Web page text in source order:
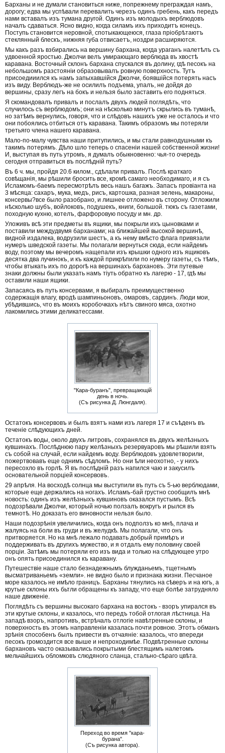
Барханы и не думали становиться ниже, попрежнему преграждая намъ,
дорогу; едва мы успѣвали перевалить черезъ одинъ гребень, какъ передъ
нами вставалъ изъ тумана другой. Одинъ изъ молодыхъ верблюдовъ
началъ сдаваться. Ясно видно, когда силамъ ихъ приходитъ конецъ.
Поступь становится неровной, спотыкающеюся, глаза пріобрѣтаютъ
стеклянный блескъ, нижняя губа отвисаетъ, ноздри расширяются.
Мы какъ разъ взбирались на вершину бархана, когда ураганъ налетѣлъ съ
удвоенной яростью. Джолчи велъ умирающаго верблюда въ хвостѣ
каравана. Восточный склонъ бархана спускался въ долину, гдѣ песокъ на
небольшомъ разстояніи образовывалъ ровную поверхность. Тутъ
присоедииился къ намъ запыхавшійся Джолчи, боявшійся потерять насъ
изъ виду. Верблюдъ-же не осилилъ подъема, упалъ, не дойдя до
вершины, сразу легъ на бокъ и нельзя было заставить его подняться.
Я скомандовалъ привалъ и послалъ двухъ людей поглядѣть, что
случилось съ верблюдомъ; они на нѣсколько минутъ скрылись въ туманѣ,
но затѣмъ вернулись, говоря, что и слѣдовъ нашихъ уже не осталось и что
они побоялись отбиться отъ каравана. Такимъ образомъ мы потеряли
третьяго члена нашего каравана.
Мало-по-малу чувства наши притупились, и мы стали равнодушными къ
такимъ потерямъ. Дѣло шло теперь о спасеніи нашей собственной жизни!
И, выступая въ путь утромъ, я думалъ обыкновенно: чья-то очередь
сегодня отправиться въ послѣдній путь?
Въ 6 ч. мы, пройдя 20.6 килом., сдѣлали привалъ. Послѣ краткаго
совѣщанія, мы рѣшили бросить все, кромѣ самаго необходимаго, и я съ
Исламомъ-баемъ пересмотрѣлъ весь нашъ багажъ. Запасъ провіанта на
3 мѣсяца: сахаръ, мука, медъ, рисъ, картошка, разная зелень, макароны,
консервы?все было разобрано, и лишнее отложено въ сторону. Отложили
нѣсколько шубъ, войлоковъ, подушекъ, книги, большой. тюкъ съ газетами,
походную кухню, котелъ, фарфоровую посуду и мн. др.
Уложивъ всѣ эти предметы въ ящики, мы покрыли ихъ цыновками и
поставили междудвумя барханами; на ближайшей высокой вершинѣ,
видной издалека, водрузили шестъ, а къ нему вмѣсто флага привязали
нумеръ шведской газеты. Мы полагали вернуться сюда, если найдемъ
воду, поэтому мы вечеромъ нащепали изъ крышки одного изъ ящиковъ
десятка два лучинокъ, и къ каждой прикрѣпили по нумеру газеты, съ тѣмъ,
чтобы втыкать ихъ по дорогѣ на вершинахъ бархановъ. Эти путевые
знаки должны были указать намъ тіуть обратно къ лагерю - 17, гдѣ мы
оставили наши ящики.
Запасаясь въ путь консервами, я выбиралъ преимущественно
содержащія влагу, вродѣ шампиньоновъ, омаровъ, сардинъ. Люди мои,
убѣдившись, что въ моихъ коробочкахъ нѣтъ свиного мяса, охотно
лакомились этими деликатессами.
"Кара-буранъ", превращающій
день в ночь.
(Съ рисунка Д. Люнгдаля).
Остатокъ консервовъ и былъ взятъ нами изъ лагеря 17 и съѣденъ въ
теченіе слѣдующихъ дней.
Остатокъ воды, около двухъ литровъ, сохранялся въ двухъ желѣзныхъ
кувшинахъ. Послѣднюю пару желѣзныхъ резервуаровъ мы рѣшили взять
съ собой на случай, если найдемъ воду. Верблюдовъ удовлетворили,
пожертвовавъ еще однимъ сѣдломъ. Но они ѣли неохотно, - у нихъ
пересохло въ горлѣ. Я въ послѣдній разъ напился чаю и закусилъ
основательной порціей консервовъ.
29 апрѣля. На восходѣ солнца мы выступили въ путь съ 5-ью верблюдами,
которые еще держались на ногахъ. Исламъ-бай грустно сообщилъ мнѣ
новость: одинъ изъ желѣзныхъ кувшиновъ оказался пустымъ. Всѣ
подозрѣвали Джолчи, который ночью ползалъ вокругъ и рылся въ
темнотѣ. Но доказать его виновности нельзя было.
Наши подозрѣнія увеличились, когда онъ подползъ ко мнѣ, плача и
жалуясь на боли въ груди и въ желудкѣ. Мы полагали, что онъ
притворяется. Но на мнѣ лежало подавать добрый примѣръ и
поддерживать въ другихъ мужество, и я отдалъ ему половину своей
порціи. Затѣмъ мы потеряли его изъ вида и только на слѣдующее утро
онъ опять присоединился къ каравану.
Путешествіе наше стало безнадежнымъ блужданьемъ, тщетнымъ
высматриваньемъ «земли». не видно было и признака жизни. Песчаное
море казалось не имѣло границъ. Барханы тянулись на сѣверъ и на югъ, а
крутые склоны ихъ бьтли обращены къ западу, что еще болѣе затрудняло
наше движеніе.
Поглядѣть съ вершины высокаго бархана на востокъ - взоръ упирался въ
эти крутые склоны, и казалось, что передъ тобой отлогая лѣстница. На
западѣ взоръ, напротивъ, встрѣчалъ отлогіе навѣтренные склоны, и
поверхность въ этомъ направленіи казалась почти ровною. Этотъ обманъ
зрѣнія способенъ былъ привести въ отчаяніе: казалось, что впереди
песокъ громоздится все выше и непроходимѣе. Подвѣтренные склоны
бархановъ часто оказывались покрытыми блестящимъ налетомъ
мельчайшихъ обломковъ слюдяного сланца, стально-сѣраго цвѣта.
Переход во время "кара-
бурана".
(Съ рисунка автора).